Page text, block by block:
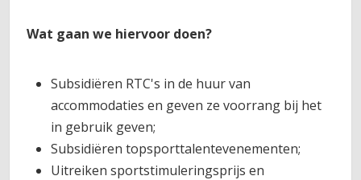
Wat gaan we hiervoor doen?
Subsidiëren RTC's in de huur van
accommodaties en geven ze voorrang bij het
in gebruik geven;
Subsidiëren topsporttalentevenementen;
Uitreiken sportstimuleringsprijs en